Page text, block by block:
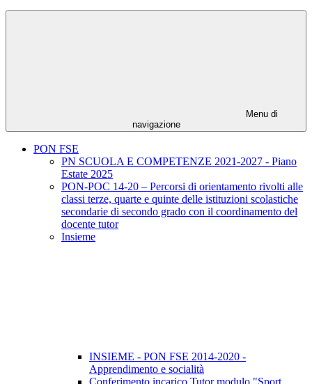
Menu di
navigazione
PON FSE
PN SCUOLA E COMPETENZE 2021-2027 - Piano
Estate 2025
PON-POC 14-20 – Percorsi di orientamento rivolti alle
classi terze, quarte e quinte delle istituzioni scolastiche
secondarie di secondo grado con il coordinamento del
docente tutor
Insieme
INSIEME - PON FSE 2014-2020 -
Apprendimento e socialità